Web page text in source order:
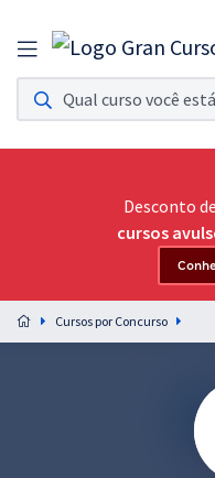
Assinatura Ilimitada 11
Acesso a todos os cursos. Teste
Assinatura OAB Até
Acesso ilimitado a toda
Preparação completa e
residências em saúde do Brasil
Desconto de
cursos
Cursos por Concurso